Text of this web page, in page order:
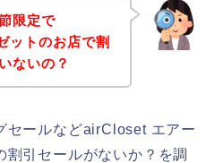
限定で
ットのお店で割
ないの？
セールなどairCloset エアー
割引セールがないか？を調